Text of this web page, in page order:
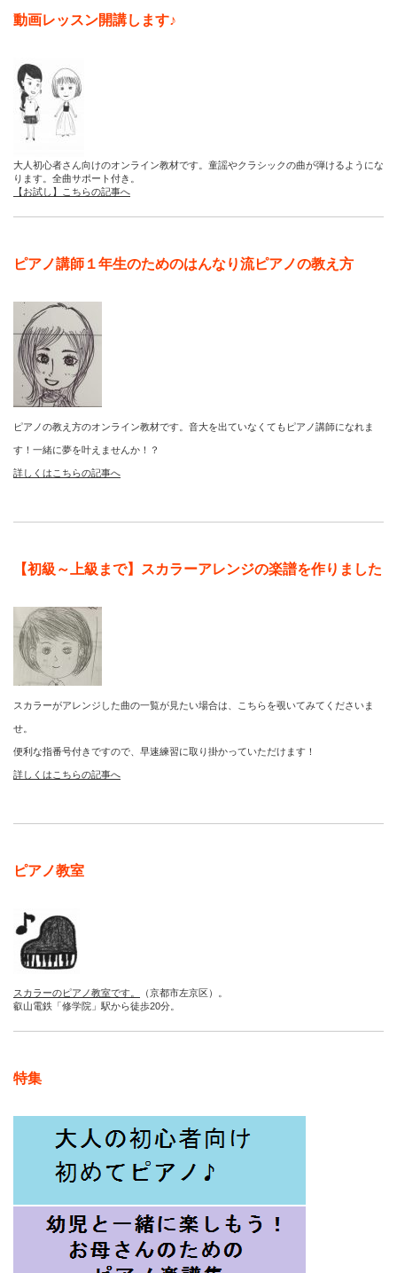
動画レッスン開講します♪
大人初心者さん向けのオンライン教材です。童謡やクラシックの曲が弾けるようにな
ります。全曲サポート付き。
【お試し】こちらの記事へ
ピアノ講師１年生のためのはんなり流ピアノの教え方
ピアノの教え方のオンライン教材です。音大を出ていなくてもピアノ講師になれま
す！一緒に夢を叶えませんか！？
詳しくはこちらの記事へ
【初級～上級まで】スカラーアレンジの楽譜を作りました
スカラーがアレンジした曲の一覧が見たい場合は、こちらを覗いてみてくださいま
せ。
便利な指番号付きですので、早速練習に取り掛かっていただけます！
詳しくはこちらの記事へ
ピアノ教室
スカラーのピアノ教室です。
（京都市左京区）。
叡山電鉄「修学院」駅から徒歩20分。
特集